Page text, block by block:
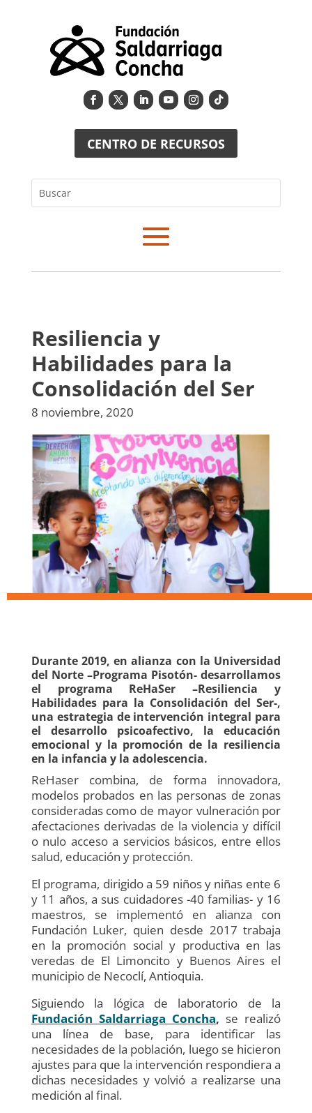
CENTRO DE RECURSOS
Buscar
Resiliencia y
Habilidades para la
Consolidación del Ser
8 noviembre, 2020
Durante 2019, en alianza con la Universidad
del Norte –Programa Pisotón- desarrollamos
el programa ReHaSer –Resiliencia y
Habilidades para la Consolidación del Ser-,
una estrategia de intervención integral para
el desarrollo psicoafectivo, la educación
emocional y la promoción de la resiliencia
en la infancia y la adolescencia.
ReHaser combina, de forma innovadora,
modelos probados en las personas de zonas
consideradas como de mayor vulneración por
afectaciones derivadas de la violencia y difícil
o nulo acceso a servicios básicos, entre ellos
salud, educación y protección.
El programa, dirigido a 59 niños y niñas ente 6
y 11 años, a sus cuidadores -40 familias- y 16
maestros, se implementó en alianza con
Fundación Luker, quien desde 2017 trabaja
en la promoción social y productiva en las
veredas de El Limoncito y Buenos Aires el
municipio de Necoclí, Antioquia.
Siguiendo la lógica de laboratorio de la
Fundación Saldarriaga Concha, se realizó
una línea de base, para identificar las
necesidades de la población, luego se hicieron
ajustes para que la intervención respondiera a
dichas necesidades y volvió a realizarse una
medición al final.